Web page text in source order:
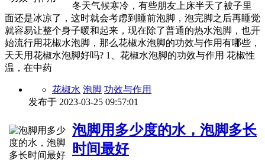
冬天气候寒冷，有些朋友上床半天了被子里
面还是冰凉了，这时就会考虑到睡前泡脚，泡完脚之后再睡觉
就容易让整个身子暖和起来，现在除了普通的热水泡脚，也开
始流行用花椒水泡脚，那么花椒水泡脚的功效与作用有哪些，
天天用花椒水泡脚好吗? 1、花椒水泡脚的功效与作用 花椒性
温，在中药
花椒水 泡脚 功效与作用
发布于 2023-03-25 09:57:01
泡脚用多少度的水，泡脚多长
时间最好